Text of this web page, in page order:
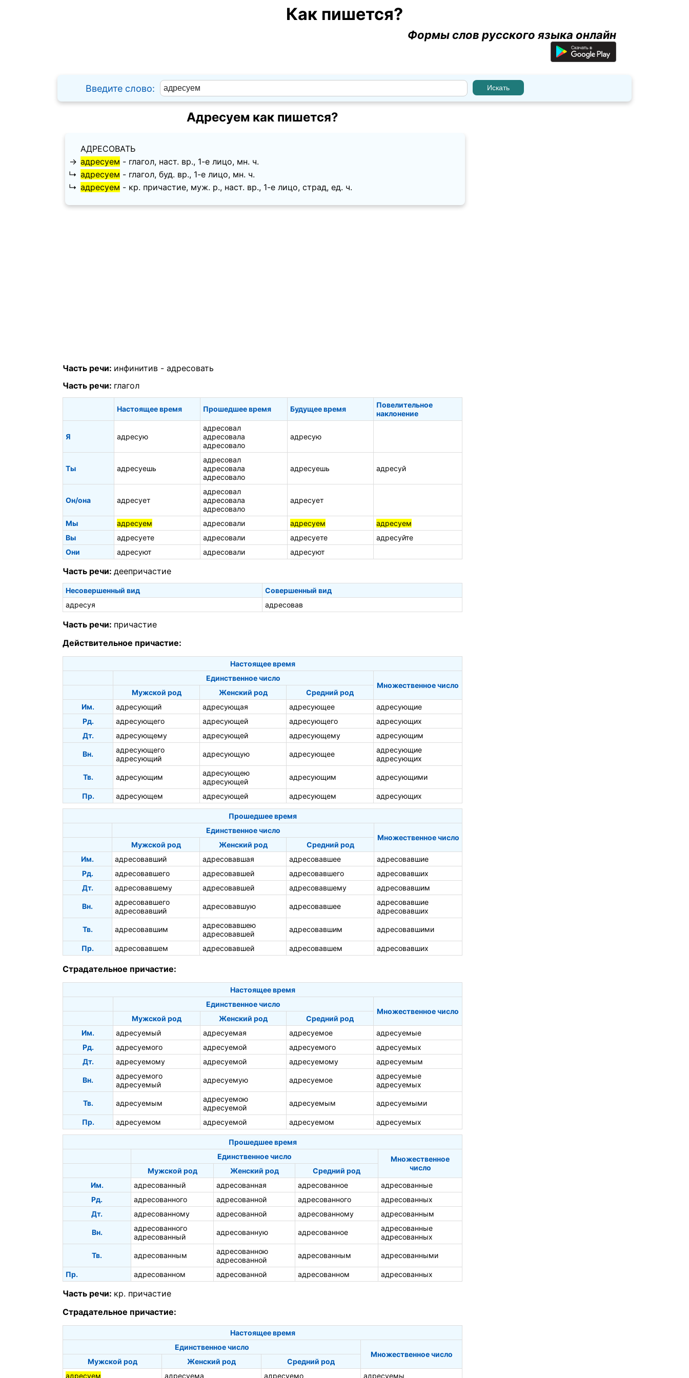
Как пишется?
Формы слов русского языка онлайн
Введите слово:
Адресуем как пишется?
АДРЕСОВАТЬ
→ адресуем - глагол, наст. вр., 1-е лицо, мн. ч.
↳ адресуем - глагол, буд. вр., 1-е лицо, мн. ч.
↳ адресуем - кр. причастие, муж. p., наст. вр., 1-е лицо, страд, ед. ч.
Часть речи: инфинитив - адресовать
Часть речи: глагол
Настоящее время Прошедшее время Будущее время
Повелительное
наклонение
Я адресую
адресовал
адресовала
адресовало
адресую
Ты адресуешь
адресовал
адресовала
адресовало
адресуешь адресуй
Он/она адресует
адресовал
адресовала
адресовало
адресует
Мы адресуем адресовали адресуем
адресуем
Вы
адресуете адресовали адресуете
адресуйте
Они
адресуют адресовали адресуют
Часть речи: деепричастие
Несовершенный вид
Совершенный вид
адресуя
адресовав
Часть речи: причастие
Действительное причастие:
Настоящее время
Единственное число
Множественное число
Мужской род
Женский род
Средний род
Им.
адресующий адресующая адресующее
адресующие
Рд.
адресующего адресующей адресующего
адресующих
Дт.
адресующему адресующей адресующему адресующим
Вн.
адресующего
адресующий
адресующую адресующее
адресующие
адресующих
Тв. адресующим
адресующею
адресующей
адресующим адресующими
Пр. адресующем адресующей адресующем адресующих
Прошедшее время
Единственное число
Множественное число
Мужской род
Женский род
Средний род
Им.
адресовавший адресовавшая адресовавшее
адресовавшие
Рд.
адресовавшего адресовавшей адресовавшего
адресовавших
Дт.
адресовавшему адресовавшей адресовавшему адресовавшим
Вн.
адресовавшего
адресовавший
адресовавшую адресовавшее
адресовавшие
адресовавших
Тв. адресовавшим
адресовавшею
адресовавшей
адресовавшим адресовавшими
Пр. адресовавшем адресовавшей адресовавшем адресовавших
Страдательное причастие:
Настоящее время
Единственное число
Множественное число
Мужской род
Женский род
Средний род
Им.
адресуемый адресуемая адресуемое
адресуемые
Рд.
адресуемого адресуемой адресуемого
адресуемых
Дт.
адресуемому адресуемой адресуемому адресуемым
Вн.
адресуемого
адресуемый
адресуемую адресуемое
адресуемые
адресуемых
Тв. адресуемым
адресуемою
адресуемой
адресуемым адресуемыми
Пр. адресуемом адресуемой адресуемом адресуемых
Прошедшее время
Единственное число
Множественное
число
Мужской род Женский род
Средний род
Им.
адресованный адресованная адресованное
адресованные
Рд.
адресованного адресованной адресованного
адресованных
Дт.
адресованному адресованной адресованному адресованным
Вн.
адресованного
адресованный
адресованную адресованное
адресованные
адресованных
Тв. адресованным
адресованною
адресованной
адресованным адресованными
Пр. адресованном адресованной адресованном адресованных
Часть речи: кр. причастие
Страдательное причастие:
Настоящее время
Единственное число
Множественное число
Мужской род
Женский род
Средний род
адресуем
адресуема адресуемо адресуемы